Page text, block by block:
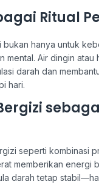
Ritual
bukan hanya untuk
mental. Air dingin atau
darah dan
hari.
seperti kombinasi
memberikan energi
darah tetap